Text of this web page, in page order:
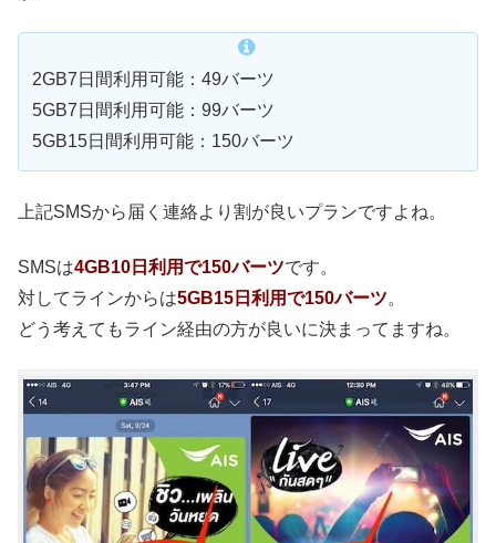
2GB7日間利用可能：49バーツ
5GB7日間利用可能：99バーツ
5GB15日間利用可能：150バーツ
上記SMSから届く連絡より割が良いプランですよね。
SMSは4GB10日利用で150バーツです。
対してラインからは5GB15日利用で150バーツ。
どう考えてもライン経由の方が良いに決まってますね。